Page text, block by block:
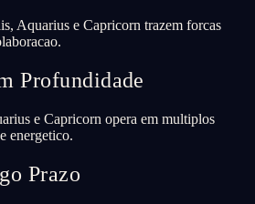
Aquarius e Capricorn trazem forcas
Profundidade
e Capricorn opera em multiplos
energetico.
Prazo